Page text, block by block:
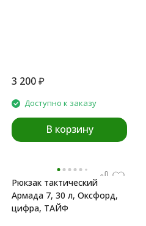
3 200₽
Доступно к заказу
В корзину
Рюкзак тактический
Армада 7, 30 л, Оксфорд,
цифра, ТАЙФ